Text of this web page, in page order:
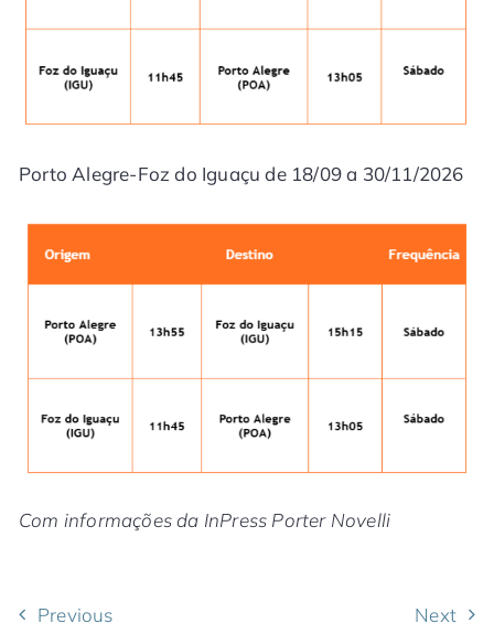
Porto Alegre-Foz do Iguaçu de 18/09 a 30/11/2026
Com informações da InPress Porter Novelli
Previous Next